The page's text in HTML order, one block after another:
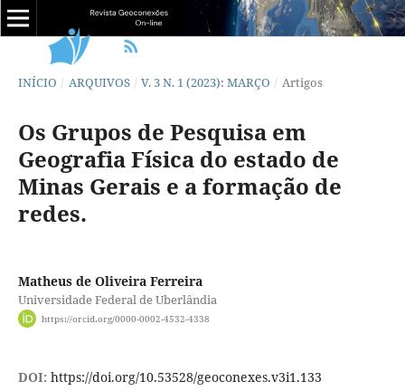
INÍCIO / ARQUIVOS / V. 3 N. 1 (2023): MARÇO / Artigos
Os Grupos de Pesquisa em
Geografia Física do estado de
Minas Gerais e a formação de
redes.
Matheus de Oliveira Ferreira
Universidade Federal de Uberlândia
https://orcid.org/0000-0002-4532-4338
DOI: https://doi.org/10.53528/geoconexes.v3i1.133